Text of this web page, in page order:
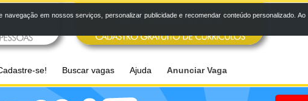
se! Buscar vagas Ajuda Anunciar Vaga
em nossos serviços, personalizar publicidade e recomendar conteúdo personalizado.